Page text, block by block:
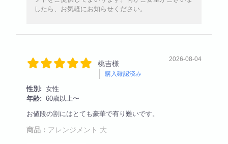
したら、お気軽にお知らせください。
桃吉様
購入確認済み
2026-08-04
性別: 女性
年齢: 60歳以上〜
お値段の割にはとても豪華で有り難いです。
商品： アレンジメント 大